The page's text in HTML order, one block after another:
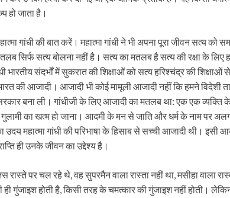
हो जाता है।
गांधी की बात करें। महात्मा गांधी ने भी अपना पूरा जीवन सत्य
सिर्फ सत्य बोलना नहीं है। सत्य का मतलब है सत्य की रक्षा के लिए
भारतीय संदर्भों में सुकरात की शिक्षाओं को सत्य हरिश्चंद्र की
की आजादी। आजादी भी कोई मामूली आजादी नहीं कि हमने
बना ली। गांधीजी के लिए आजादी का मतलब था: एक एक व्यक्ति
का खत्म हो जाना। आदमी के मन से जाति और धर्म के नाम पर
उदय महात्मा गांधी की परिभाषा के हिसाब से सच्ची आजादी थी।
ही उनके जीवन का उद्देश्य है।
रास्ते पर चल रहे थे, वह सुपरमैन वाला रास्ता नहीं था, मसीहा वाला
ही गुंजाइश होती है, किसी तरह के चमत्कार की गुंजाइश नहीं होती।